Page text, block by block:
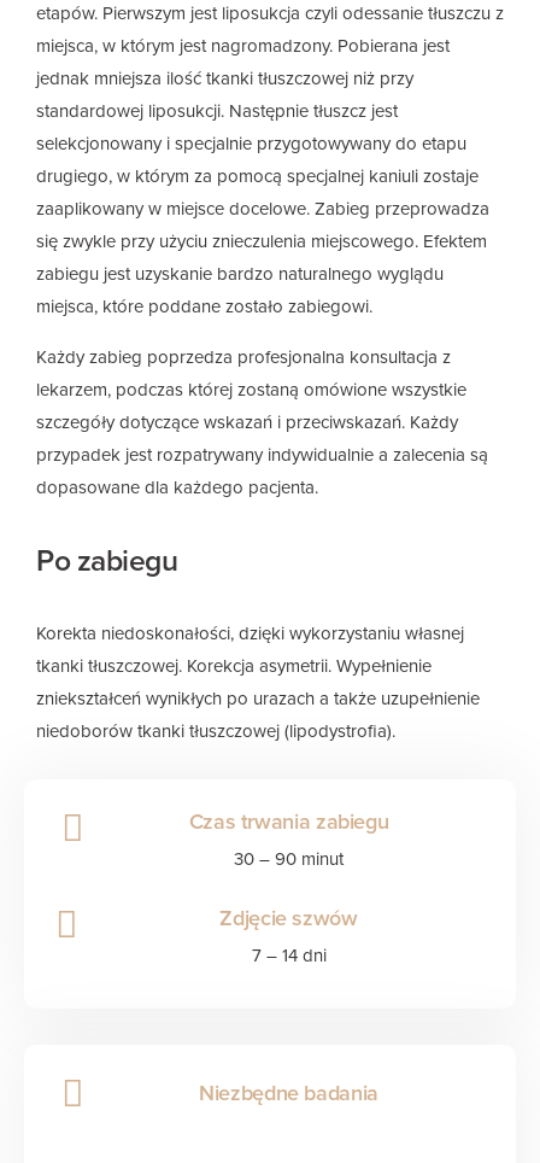
Czas trwania zabiegu
30 – 90 minut
Zdjęcie szwów
7 – 14 dni
Niezbędne badania
etapów. Pierwszym jest liposukcja czyli odessanie tłuszczu z
miejsca, w którym jest nagromadzony. Pobierana jest
jednak mniejsza ilość tkanki tłuszczowej niż przy
standardowej liposukcji. Następnie tłuszcz jest
selekcjonowany i specjalnie przygotowywany do etapu
drugiego, w którym za pomocą specjalnej kaniuli zostaje
zaaplikowany w miejsce docelowe. Zabieg przeprowadza
się zwykle przy użyciu znieczulenia miejscowego. Efektem
zabiegu jest uzyskanie bardzo naturalnego wyglądu
miejsca, które poddane zostało zabiegowi.
Każdy zabieg poprzedza profesjonalna konsultacja z
lekarzem, podczas której zostaną omówione wszystkie
szczegóły dotyczące wskazań i przeciwskazań. Każdy
przypadek jest rozpatrywany indywidualnie a zalecenia są
dopasowane dla każdego pacjenta.
Po zabiegu
Korekta niedoskonałości, dzięki wykorzystaniu własnej
tkanki tłuszczowej. Korekcja asymetrii. Wypełnienie
zniekształceń wynikłych po urazach a także uzupełnienie
niedoborów tkanki tłuszczowej (lipodystrofia).